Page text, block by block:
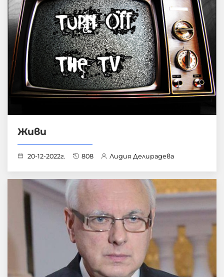
Живи
20-12-2022г. 808 Лидия Делирадева